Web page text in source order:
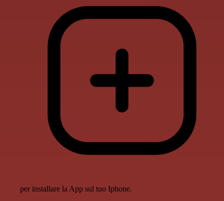
per installare la App sul tuo Iphone.